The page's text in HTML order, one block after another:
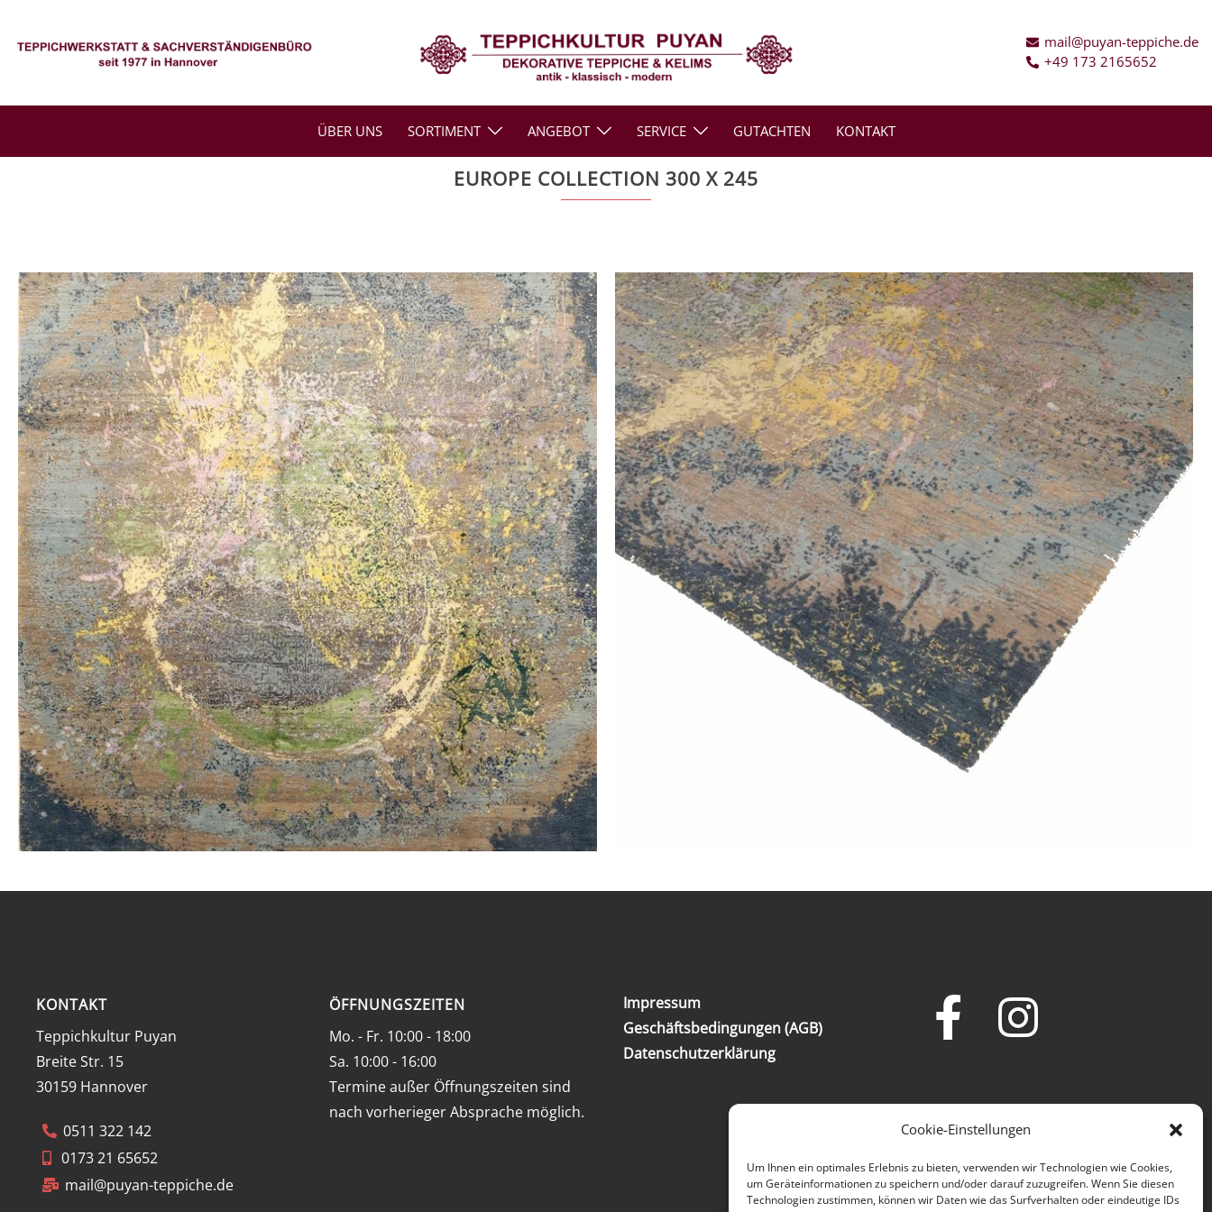
Cookie-Einstellungen
Um Ihnen ein optimales Erlebnis zu bieten, verwenden wir Technologien wie Cookies,
um Geräteinformationen zu speichern und/oder darauf zuzugreifen. Wenn Sie diesen
Technologien zustimmen, können wir Daten wie das Surfverhalten oder eindeutige IDs
mail@puyan-teppiche.de
+49 173 2165652
ÜBER UNS SORTIMENT ANGEBOT SERVICE GUTACHTEN KONTAKT
EUROPE COLLECTION 300 X 245
KONTAKT
Teppichkultur Puyan
Breite Str. 15
30159 Hannover
0511 322 142
0173 21 65652
mail@puyan-teppiche.de
ÖFFNUNGSZEITEN
Mo. - Fr. 10:00 - 18:00
Sa. 10:00 - 16:00
Termine außer Öffnungszeiten sind
nach vorherieger Absprache möglich.
Impressum
Geschäftsbedingungen (AGB)
Datenschutzerklärung
facebook
instagram